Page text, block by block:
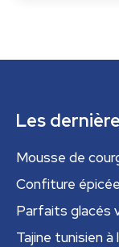
Les
Mousse de
Confiture
Parfaits glacés
Tajine tunisien